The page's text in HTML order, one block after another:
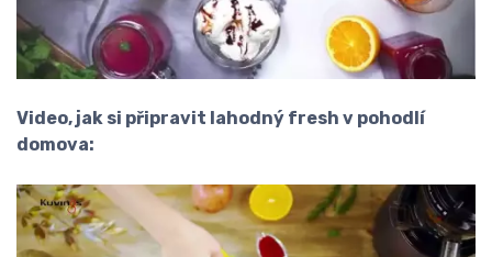
Video, jak si připravit lahodný fresh v pohodlí
domova: